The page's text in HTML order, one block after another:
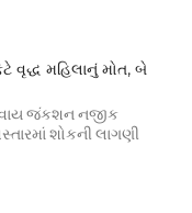
વૃદ્ધ મહિલાનું મોત, બે
વાય જંકશન નજીક
શોકની લાગણી